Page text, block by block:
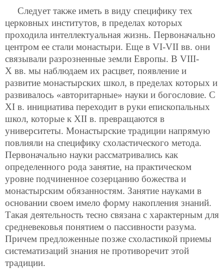
Следует также иметь в виду специфику тех
церковных институтов, в пределах которых
проходила интеллектуальная жизнь. Первоначально
центром ее стали монастыри. Еще в VI-VII вв. они
связывали разрозненные земли Европы. В VIII-
X вв. мы наблюдаем их расцвет, появление и
развитие монастырских школ, в пределах которых и
развивалось «авторитарные» науки и богословие. С
XI в. инициатива переходит в руки епископальных
школ, которые к XII в. превращаются в
университеты. Монастырские традиции напрямую
повлияли на специфику схоластического метода.
Первоначально науки рассматривались как
определенного рода занятие, на практическом
уровне подчиненное созерцанию божества и
монастырским обязанностям. Занятие науками в
основании своем имело форму накопления знаний.
Такая деятельность тесно связана с характерным для
средневековья понятием о пассивности разума.
Причем предложенные позже схоластикой приемы
систематизаций знания не противоречит этой
традиции.